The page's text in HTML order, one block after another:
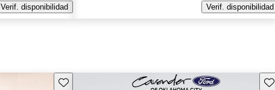
Verif. disponibilidad
Verif. disponibilidad
Guarda este Aviso